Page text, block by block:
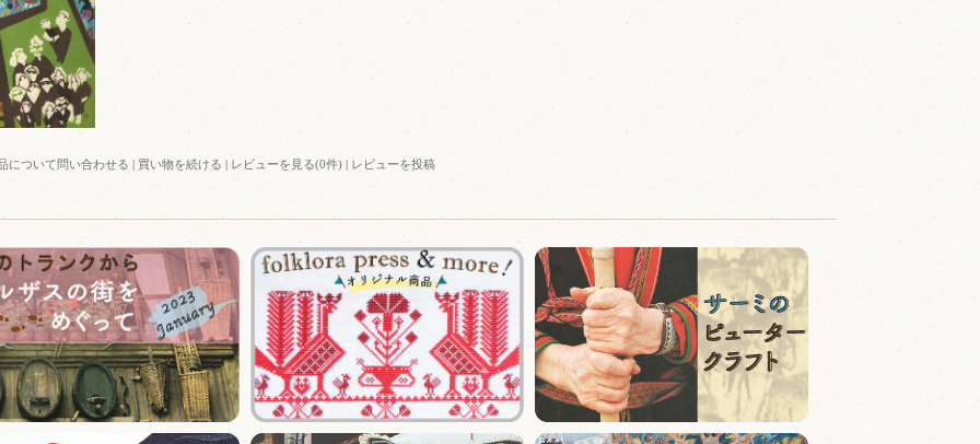
について問い合わせる | 買い物を続ける | レビューを見る(0件) | レビューを投稿